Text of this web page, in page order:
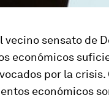
vecino sensato de
económicos
por la
económicos